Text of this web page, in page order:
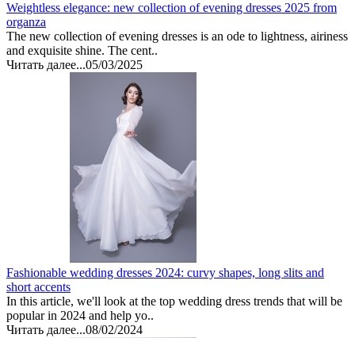
Weightless elegance: new collection of evening dresses 2025 from
organza
The new collection of evening dresses is an ode to lightness, airiness
and exquisite shine. The cent..
Читать далее...05/03/2025
Fashionable wedding dresses 2024: curvy shapes, long slits and
short accents
In this article, we'll look at the top wedding dress trends that will be
popular in 2024 and help yo..
Читать далее...08/02/2024